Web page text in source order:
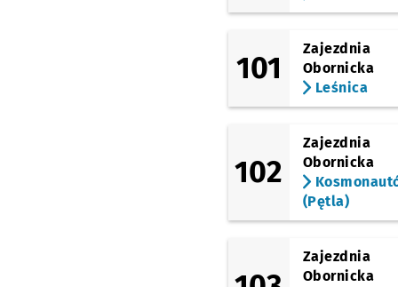
Sprawdź
Park Tysiąclecia -
Czas przejazdu
25'
(Rogowska)
Wrocław Nowy Dwór
101
Zajezdnia
Obornicka
Leśnica
102
Zajezdnia
Obornicka
(Pętla)
Zajezdnia
Obornicka